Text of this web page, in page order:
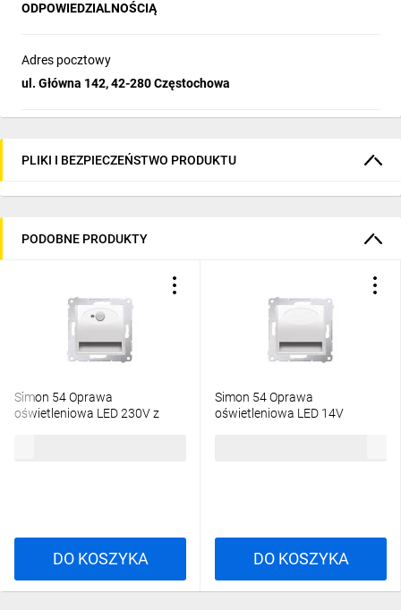
ODPOWIEDZIALNOŚCIĄ
Adres pocztowy
ul. Główna 142, 42-280 Częstochowa
PLIKI I BEZPIECZEŃSTWO PRODUKTU
PODOBNE PRODUKTY
Simon 54 Oprawa
oświetleniowa LED 230V z
DO KOSZYKA
Simon 54 Oprawa
oświetleniowa LED 14V
DO KOSZYKA